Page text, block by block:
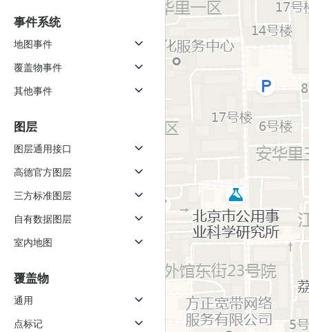
查询
高级
事件系统
地图事件
覆盖物事件
其他事件
图层
图层通用接口
高德官方图层
三方标准图层
自有数据图层
室内地图
覆盖物
通用
点标记